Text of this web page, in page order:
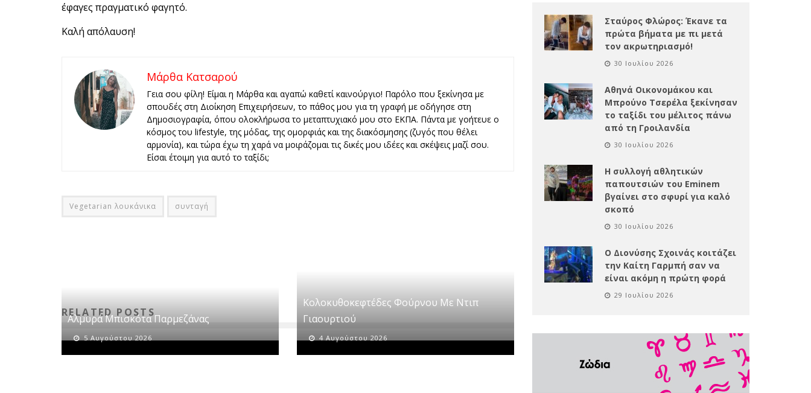
έφαγες πραγματικό φαγητό.
Καλή απόλαυση!
Μάρθα Κατσαρού
Γεια σου φίλη! Είμαι η Μάρθα και αγαπώ καθετί καινούργιο! Παρόλο που ξεκίνησα με
σπουδές στη Διοίκηση Επιχειρήσεων, το πάθος μου για τη γραφή με οδήγησε στη
Δημοσιογραφία, όπου ολοκλήρωσα το μεταπτυχιακό μου στο ΕΚΠΑ. Πάντα με γοήτευε ο
κόσμος του lifestyle, της μόδας, της ομορφιάς και της διακόσμησης (ζυγός που θέλει
αρμονία), και τώρα έχω τη χαρά να μοιράζομαι τις δικές μου ιδέες και σκέψεις μαζί σου.
Είσαι έτοιμη για αυτό το ταξίδι;
Vegetarian λουκάνικα συνταγή
RELATED POSTS
Αλμυρά Μπισκότα Παρμεζάνας
5 Αυγούστου 2026
Κολοκυθοκεφτέδες Φούρνου Με Ντιπ
Γιαουρτιού
4 Αυγούστου 2026
Σταύρος Φλώρος: Έκανε τα
πρώτα βήματα με πι μετά
τον ακρωτηριασμό!
30 Ιουλίου 2026
Αθηνά Οικονομάκου και
Μπρούνο Τσερέλα ξεκίνησαν
το ταξίδι του μέλιτος πάνω
από τη Γροιλανδία
30 Ιουλίου 2026
Η συλλογή αθλητικών
παπουτσιών του Eminem
βγαίνει στο σφυρί για καλό
σκοπό
30 Ιουλίου 2026
Ο Διονύσης Σχοινάς κοιτάζει
την Καίτη Γαρμπή σαν να
είναι ακόμη η πρώτη φορά
29 Ιουλίου 2026